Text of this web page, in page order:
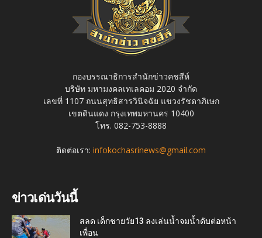
กองบรรณาธิการสำนักข่าวคชสีห์
บริษัท มหามงคลเทเลคอม 2020 จำกัด
เลขที่ 1107 ถนนสุทธิสารวินิจฉัย แขวงรัชดาภิเษก
เขตดินแดง กรุงเทพมหานคร 10400
โทร. 082-753-8888
ติดต่อเรา: infokochasrinews@gmail.com
ข่าวเด่นวันนี้
สลด เด็กชายวัย13 ลงเล่นน้ำจมน้ำดับต่อหน้า
เพื่อน